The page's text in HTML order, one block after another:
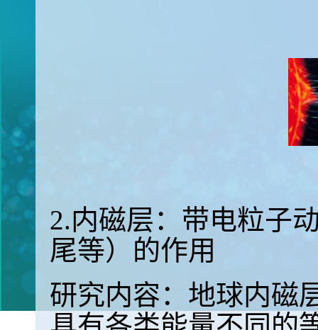
2.内磁层：带电粒子
尾等）的作用
研究内容：地球内磁